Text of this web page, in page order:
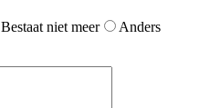
Bestaat niet meer
Anders